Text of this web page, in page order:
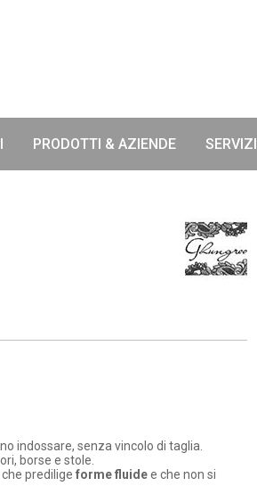
PRODOTTI & AZIENDE SERVIZI
indossare, senza vincolo di taglia.
borse e stole.
predilige forme fluidee che non si